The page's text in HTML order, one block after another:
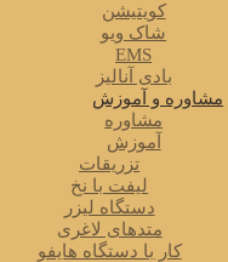
کویتیشن
شاک ویو
EMS
بادی آنالیز
مشاوره و آموزش
مشاوره
آموزش
تزریقات
لیفت با نخ
دستگاه لیزر
متدهای لاغری
کار با دستگاه هایفو